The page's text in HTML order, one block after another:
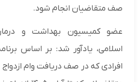
صف متقاضیان انجام شود.
عضو کمیسیون بهداشت و
اسلامی، یادآور شد: بر اساس
افرادی که در صف دریافت وام